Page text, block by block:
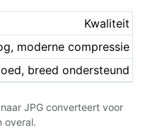
Kwaliteit
moderne compressie
breed ondersteund
JPG converteert voor
overal.